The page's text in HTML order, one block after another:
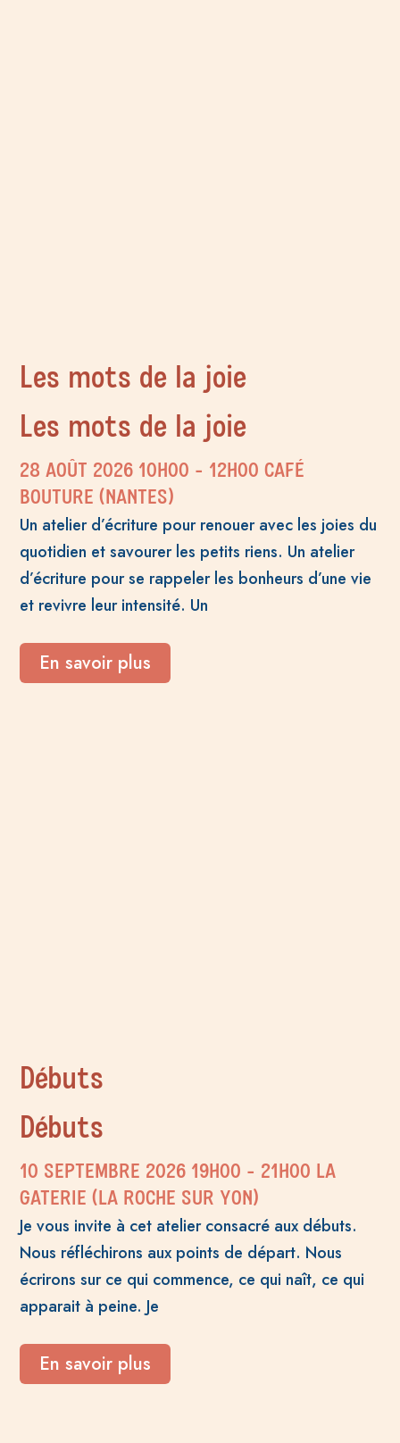
Les mots de la joie
Les mots de la joie
28 AOÛT 2026 10H00 - 12H00 CAFÉ
BOUTURE (NANTES)
Un atelier d’écriture pour renouer avec les joies du
quotidien et savourer les petits riens. Un atelier
d’écriture pour se rappeler les bonheurs d’une vie
et revivre leur intensité. Un
En savoir plus
Débuts
Débuts
10 SEPTEMBRE 2026 19H00 - 21H00 LA
GATERIE (LA ROCHE SUR YON)
Je vous invite à cet atelier consacré aux débuts.
Nous réfléchirons aux points de départ. Nous
écrirons sur ce qui commence, ce qui naît, ce qui
apparait à peine. Je
En savoir plus